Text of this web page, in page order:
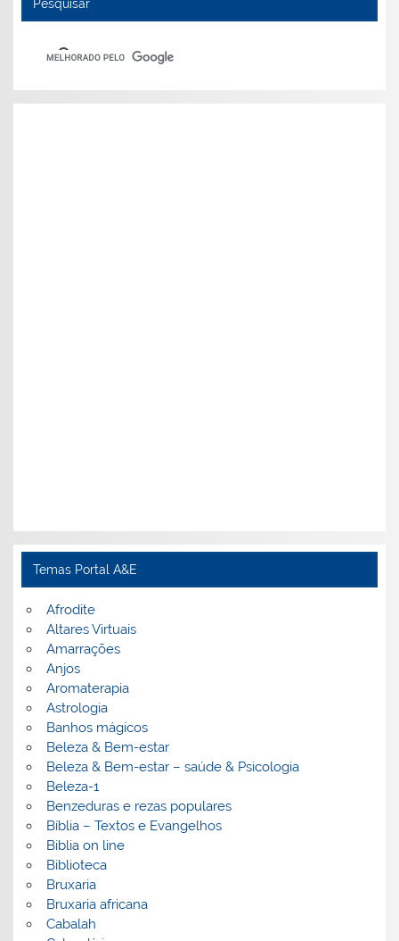
Pesquisar
Temas Portal A&E
Afrodite
Altares Virtuais
Amarrações
Anjos
Aromaterapia
Astrologia
Banhos mágicos
Beleza & Bem-estar
Beleza & Bem-estar – saúde & Psicologia
Beleza-1
Benzeduras e rezas populares
Bíblia – Textos e Evangelhos
Biblia on line
Biblioteca
Bruxaria
Bruxaria africana
Cabalah